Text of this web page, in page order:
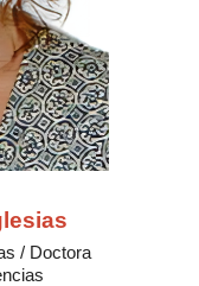
/ Doctora